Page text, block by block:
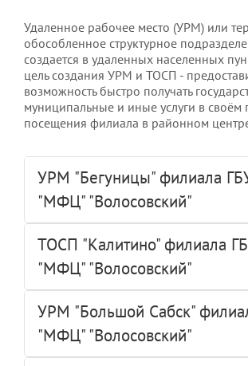
Удаленное рабочее место (УРМ) или
обособленное структурное
создается в удаленных населенных
цель создания УРМ и ТОСП -
возможность быстро получать
муниципальные и иные услуги в своём
посещения филиала в районном
УРМ "Бегуницы" филиала
"МФЦ" "Волосовский"
ТОСП "Калитино" филиала
"МФЦ" "Волосовский"
УРМ "Большой Сабск"
"МФЦ" "Волосовский"